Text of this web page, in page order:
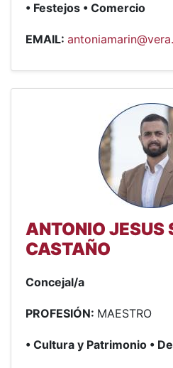
• Festejos • Comercio
EMAIL:
ANTONIO JESUS
CASTAÑO
Concejal/a
PROFESIÓN: MAESTRO
• Cultura y Patrimonio •